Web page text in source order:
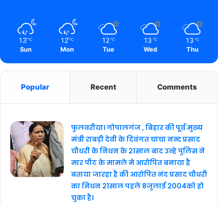
13 ℃
Sun
12 ℃
Mon
12 ℃
Tue
13 ℃
Wed
13 ℃
Thu
Popular Recent Comments
फुलवरीया। गोपालगंज , बिहार की पूर्व मुख्य
मंत्री राबड़ी देवी के दिवंगत चाचा नन्द प्रसाद
चौधरी के निधन के 21साल बाद उन्हे पुलिस ने
मार पीट के मामले मे आरोपित बनाया है
बताया जारहा है की आरोपित नंद प्रसाद चौधरी
का निधन 21साल पहले 8जुलाई 2004को हो
चुका है।